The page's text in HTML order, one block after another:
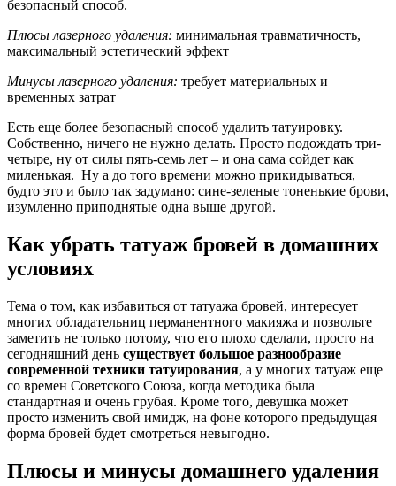
безопасный способ.
Плюсы лазерного удаления: минимальная травматичность,
максимальный эстетический эффект
Минусы лазерного удаления: требует материальных и
временных затрат
Есть еще более безопасный способ удалить татуировку.
Собственно, ничего не нужно делать. Просто подождать три-
четыре, ну от силы пять-семь лет – и она сама сойдет как
миленькая. Ну а до того времени можно прикидываться,
будто это и было так задумано: сине-зеленые тоненькие брови,
изумленно приподнятые одна выше другой.
Как убрать татуаж бровей в домашних
условиях
Тема о том, как избавиться от татуажа бровей, интересует
многих обладательниц перманентного макияжа и позвольте
заметить не только потому, что его плохо сделали, просто на
сегодняшний день существует большое разнообразие
современной техники татуирования, а у многих татуаж еще
со времен Советского Союза, когда методика была
стандартная и очень грубая. Кроме того, девушка может
просто изменить свой имидж, на фоне которого предыдущая
форма бровей будет смотреться невыгодно.
Плюсы и минусы домашнего удаления